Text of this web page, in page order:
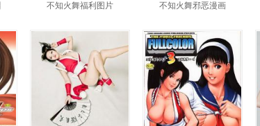
不知火舞福利图片 不知火舞邪恶漫画